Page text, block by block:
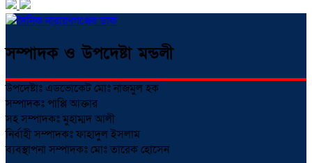
সম্পাদক ও উপদেষ্টা মন্ডলী
উপদেষ্টাঃ এডভোকেট মোঃ নাজমুল হক
সম্পাদকঃ পাপ্পি আক্তার
সহ সম্পাদকঃ মুহাম্মদ আলী
নির্বাহী সম্পাদকঃ ফাহাদুল ইসলাম
ব্যবস্থাপনা সম্পাদকঃ মোঃ তারেক হোসেন